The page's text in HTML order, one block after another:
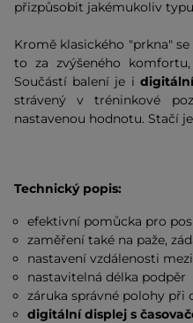
přizpůsobit jakémukoliv
Kromě klasického "prkna"
to za zvýšeného
Součástí balení je i
strávený v tréninkové
nastavenou hodnotu. Stačí
Technický popis:
efektivní pomůcka pro
zaměření také na paže,
nastavení vzdálenosti
nastavitelná délka podpěr
záruka správné polohy při
digitální displej s